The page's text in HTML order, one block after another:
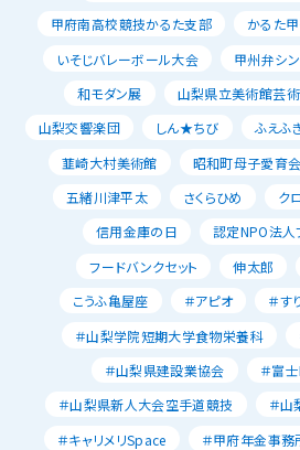
甲府南高校競技かるた支部
かるた
いそじバレーボール大会
甲州弁シ
和モダン展
山梨県立美術館芸
山梨交響楽団
しん★ちび ふえふ
韮崎大村美術館
昭和町母子愛育会
五緒川津平太
さくらひめ ク
信用金庫の日
認定NPO法人
フードバンクセット
伸太郎
こうふ亀屋座
＃アピオ
＃す
＃山梨学院短期大学食物栄養科
＃山梨県建設業協会
＃富
＃山梨県新人大会空手道競技
＃山
＃キャリメリSpace
＃甲府年金事務